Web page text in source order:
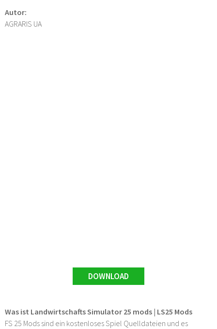
Autor:
AGRARIS UA
DOWNLOAD
Was ist Landwirtschafts Simulator 25 mods | LS25 Mods
FS 25 Mods sind ein kostenloses Spiel Quelldateien und es